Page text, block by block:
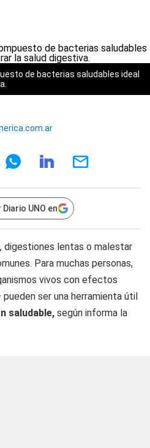
de bacterias saludables ideal
UNO en
digestiones lentas o malestar
Para muchas personas,
vivos con efectos
ser una herramienta útil
saludable, según informa la